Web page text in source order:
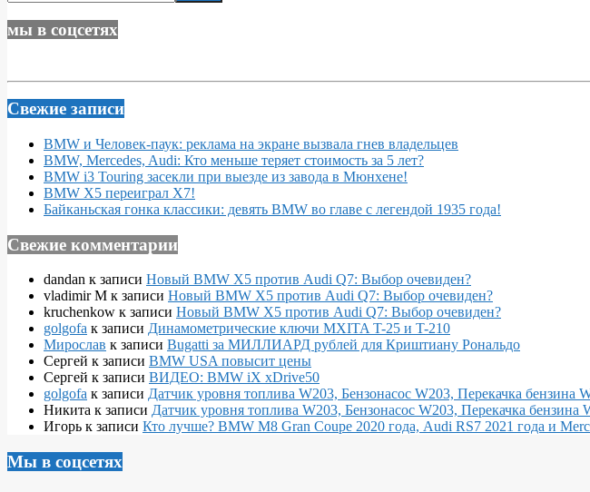
мы в соцсетях
Свежие записи
BMW и Человек-паук: реклама на экране вызвала гнев владельцев
BMW, Mercedes, Audi: Кто меньше теряет стоимость за 5 лет?
BMW i3 Touring засекли при выезде из завода в Мюнхене!
BMW X5 переиграл X7!
Байканьская гонка классики: девять BMW во главе с легендой 1935 года!
Свежие комментарии
dandan к записи Новый BMW X5 против Audi Q7: Выбор очевиден?
vladimir M к записи Новый BMW X5 против Audi Q7: Выбор очевиден?
kruchenkow к записи Новый BMW X5 против Audi Q7: Выбор очевиден?
golgofa к записи Динамометрические ключи MXITA T-25 и T-210
Мирослав к записи Bugatti за МИЛЛИАРД рублей для Криштиану Рональдо
Сергей к записи BMW USA повысит цены
Сергей к записи ВИДЕО: BMW iX xDrive50
golgofa к записи Датчик уровня топлива W203, Бензонасос W203, Перекачка бензина
Никита к записи Датчик уровня топлива W203, Бензонасос W203, Перекачка бензина
Игорь к записи Кто лучше? BMW M8 Gran Coupe 2020 года, Audi RS7 2021 года и
Мы в соцсетях